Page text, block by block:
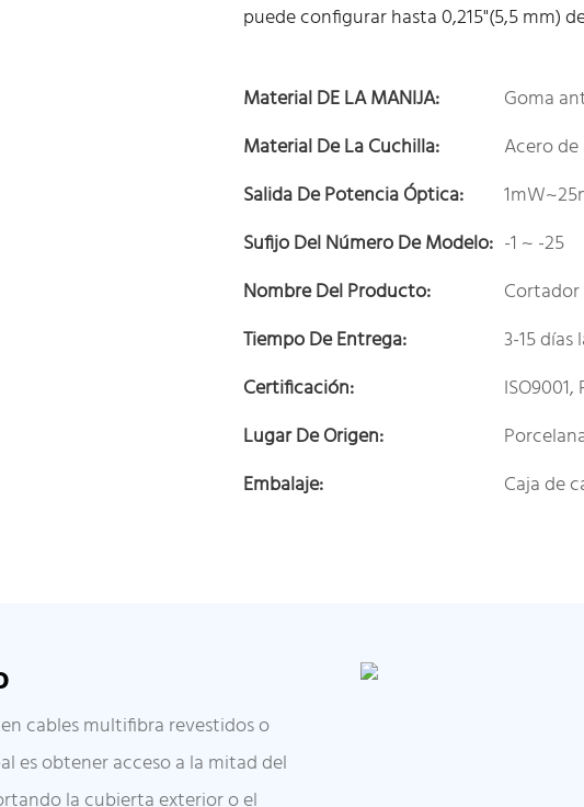
puede configurar hasta 0,215"(5,5 mm)
Material DE LA MANIJA:
Goma
Material De La Cuchilla:
Acero
Salida De Potencia Óptica:
Sufijo Del Número De Modelo: -1 ~ -25
Nombre Del Producto:
Tiempo De Entrega:
3-15 días
Certificación:
ISO9001,
Lugar De Origen:
Embalaje:
Caja de
cables multifibra revestidos o
es obtener acceso a la mitad del